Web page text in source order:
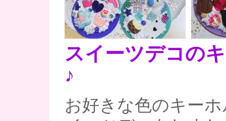
スイーツデコの
♪
お好きな色のキー